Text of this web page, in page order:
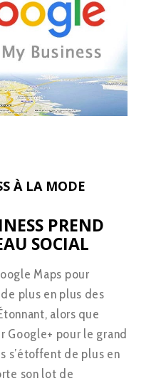
À LA MODE
PREND
SOCIAL
Maps pour
plus en plus des
alors que
Google+ pour le grand
s’étoffent de plus en
son lot de